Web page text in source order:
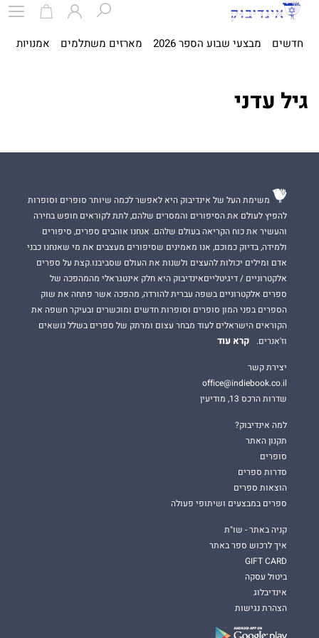
חדשים מבצעי שבוע הספר 2026 מארזים משתלמים אמנויות
גיל עדני
משימת העל של אינדיבוק היא לאפשר לכמה שיותר סופרים וסופרות
להפיץ לעולם את הסיפורים והמסרים שלהם, לתת לקוראים חופש בחירה
והעשיר את כוח הקריאה בעולם שלהם. אנחנו אוהבים ספרים, סיפורים
ולמידה, בדיוק כמוכם, אנו מאמינים שסיפורים מעצבים את מי שאנחנו כבני
אדם ומילים יכולות להעצים ולשנות את העולם שסביבנו.קצת על ספרים
אלקטרוניים / דיגיטלייםאינדיבוק היא חלק אינטגראלי מהמהפכה של
ספרים אלקטרוניים בשפה עברית להורדה, מהפכה אשר פתחה את שוק
הספרים בפני המון סופרים וסופרות חדשים ומוכשרים ובעיקר חשפה את
הקוראים הישראלים לעוד מבחר עצום ומרתק של ספרים בשלל נושאים
וז'אנרים.
קרא עוד
יצירת קשר
office@indiebook.co.il
שדרות הרכס 13, מודיעין
למה אינדיבוק?
תקנון האתר
סופרים
סדרות ספרים
הוצאות ספרים
ספרים במבצעים ושיתופי פעולה
קניה באתר - שו"ת
איך לרכוש ספר באתר
GIFT CARD
ביטול עסקה
אינדיבלוג
הצהרת נגישות